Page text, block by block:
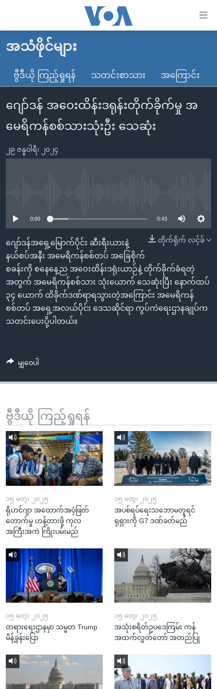
လွယ်ကူ
သည့်
များ
ပင်မ
သို့
စာမျက်နှာ
သို့
ကျော်
ကြည့်
ရန်
ရှာဖွေ
ရန်
ကျော်
မူလစာမျက်နှာ
မြန်မာ
ကမ္ဘာ့သတင်းများ
နိုင်ငံတကာ
အမေရိကန်
အစ္စရေး-ပါလက်စတိုင်း
ဗွီဒီယို
သတင်းလွတ်လပ်ခွင့်
ရပ်ဝန်းတခု လမ်းတခု အလွန်
အင်္ဂလိပ်စာလေ့လာမယ်
ဗွီအိုအေ လူမှုကွန်ယက်များ
ဘာသာစကားများ
အသံဖိုင်များ
ဗွီဒီယို ကြည့်ရှုရန် သတင်းစာသား အကြောင်း
ဂျော်ဒန် အဝေးထိန်းဒရုန်းတိုက်ခိုက်မှု အ
မေရိကန်စစ်သားသုံးဦး သေဆုံး
၂၉ ဇန္နဝါရီ၊ ၂၀၂၄
0:00 0:43
တိုက်ရိုက် လင့်ခ်
ဂျော်ဒန်အရှေ့မြောက်ပိုင်း ဆီးရီးယားနဲ့
နယ်စပ်အနီး အမေရိကန်စစ်တပ် အခြေစိုက်
စခန်းကို စနေနေ့ည အဝေးထိန်းဒရုံးယာဉ်နဲ့ တိုက်ခိုက်ခံရတဲ့
အတွက် အမေရိကန်စစ်သား သုံးယောက် သေဆုံးပြီး နောက်ထပ်
၃၄ ယောက် ထိခိုက်ဒဏ်ရာရသွားတဲ့အကြောင်း အမေရိကန်
စစ်တပ် အရှေ့အလယ်ပိုင်း ဒေသဆိုင်ရာ ကွပ်ကဲရေးဌာနချုပ်က
သတင်းပေးပို့ပါတယ်။
မျှဝေပါ
ဗွီဒီယို ကြည့်ရှုရန်
၁၅ မတ္၊ ၂၀၂၅
ရိုဟင်ဂျာ အထောက်အပံ့ဖြတ်
တောက်မှု ဟန့်တားဖို့ ကုလ
အကြီးအကဲ ကြိုးပမ်းမည်
၁၅ မတ္၊ ၂၀၂၅
အပစ်ရပ်ရေးသဘောမတူရင်
ရုရှားကို G7 ဒဏ်ခတ်မည်
၁၅ မတ္၊ ၂၀၂၅
တရားရေးဌာနမှာ သမ္မတ Trump
မိန့်ခွန်းပြော
၁၅ မတ္၊ ၂၀၂၅
အသုံးစရိတ်ဥပဒေကြမ်း ကန်
အထက်လွှတ်တော် အတည်ပြု